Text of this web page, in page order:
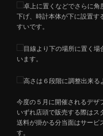
卓上に置くなどでさらに
下げ、時計本体が下に設置
すいです。
目線より下の場所に置く
います。
高さは６段階に調整出来る
今度の５月に開催されるデザ
いずれ店頭で販売する際は
送料が掛かる分当面はサービ
す。